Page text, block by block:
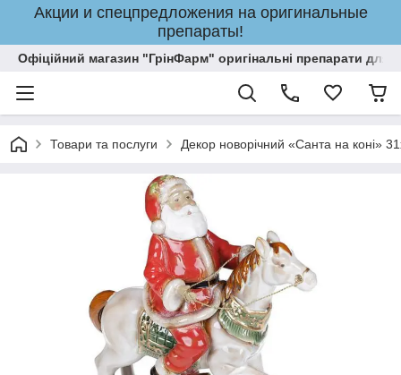
Акции и спецпредложения на оригинальные
препараты!
Офіційний магазин "ГрінФарм" оригінальні препарати для
Товари та послуги Декор новорічний «Санта на коні»